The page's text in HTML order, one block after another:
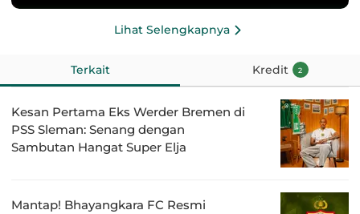
Lihat Selengkapnya
Terkait Kredit 2
Kesan Pertama Eks Werder Bremen di
PSS Sleman: Senang dengan
Sambutan Hangat Super Elja
Mantap! Bhayangkara FC Resmi